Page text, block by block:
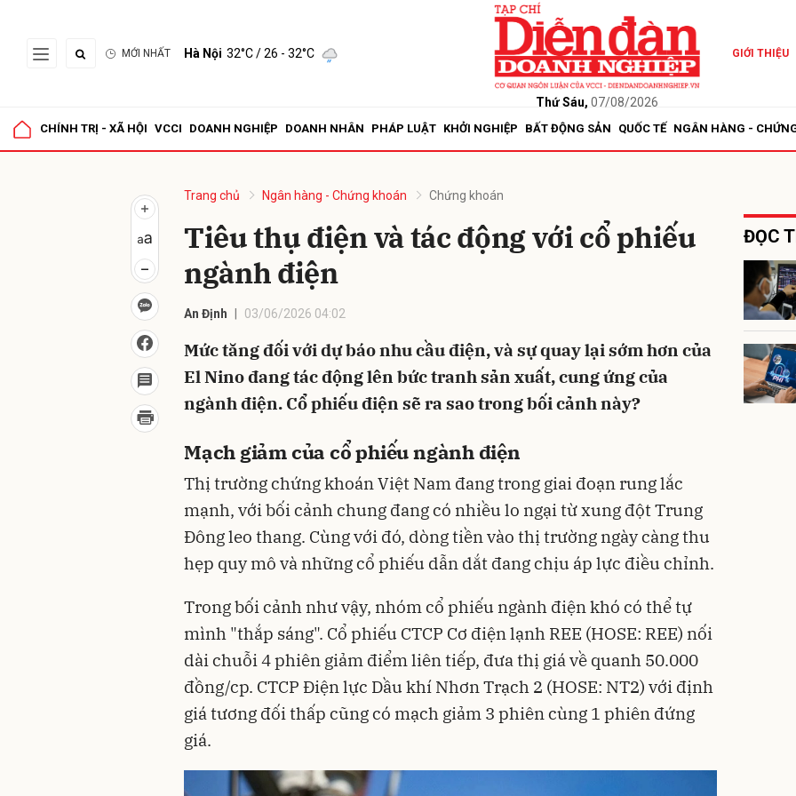
MỚI NHẤT Hà Nội 32°C/ 26 - 32°C
Thứ Sáu, 07/08/2026
GIỚI THIỆU
CHÍNH TRỊ - XÃ HỘI VCCI DOANH NGHIỆP DOANH NHÂN PHÁP LUẬT KHỞI NGHIỆP BẤT ĐỘNG SẢN QUỐC TẾ NGÂN HÀNG -
Trang chủ Ngân hàng - Chứng khoán Chứng khoán
Tiêu thụ điện và tác động với cổ phiếu
ngành điện
An Định 03/06/2026 04:02
Mức tăng đối với dự báo nhu cầu điện, và sự quay lại sớm hơn của
El Nino đang tác động lên bức tranh sản xuất, cung ứng của
ngành điện. Cổ phiếu điện sẽ ra sao trong bối cảnh này?
Mạch giảm của cổ phiếu ngành điện
Thị trường chứng khoán Việt Nam đang trong giai đoạn rung lắc
mạnh, với bối cảnh chung đang có nhiều lo ngại từ xung đột Trung
Đông leo thang. Cùng với đó, dòng tiền vào thị trường ngày càng thu
hẹp quy mô và những cổ phiếu dẫn dắt đang chịu áp lực điều chỉnh.
Trong bối cảnh như vậy, nhóm cổ phiếu ngành điện khó có thể tự
mình "thắp sáng". Cổ phiếu CTCP Cơ điện lạnh REE (HOSE: REE) nối
dài chuỗi 4 phiên giảm điểm liên tiếp, đưa thị giá về quanh 50.000
đồng/cp. CTCP Điện lực Dầu khí Nhơn Trạch 2 (HOSE: NT2) với định
giá tương đối thấp cũng có mạch giảm 3 phiên cùng 1 phiên đứng
giá.
ĐỌC